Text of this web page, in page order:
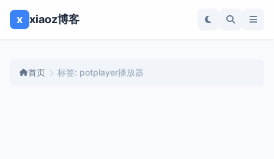
x xiaoz博客
首页 标签: potplayer播放器